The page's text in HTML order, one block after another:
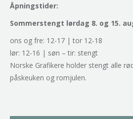
Åpningstider:
Sommerstengt lørdag 8. og 15.
ons og fre: 12-17 | tor 12-18
lør: 12-16 | søn – tir: stengt
Norske Grafikere holder stengt alle
påskeuken og romjulen.